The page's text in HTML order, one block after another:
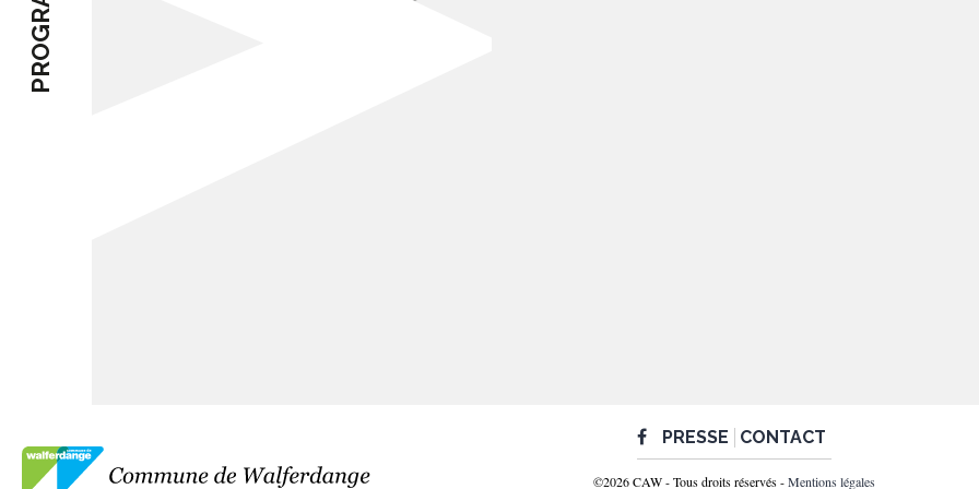
PRESSE CONTACT
©2026 CAW - Tous droits réservés -Mentions légales